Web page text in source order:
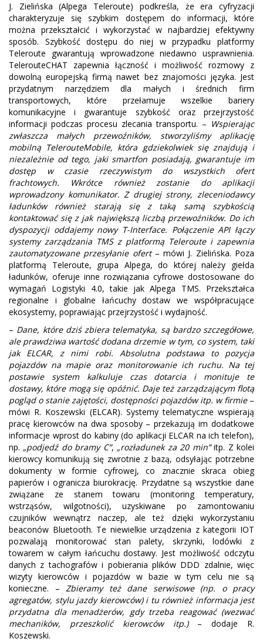
J. Zielińska (Alpega Teleroute) podkreśla, że era cyfryzacji
charakteryzuje się szybkim dostępem do informacji, które
można przekształcić i wykorzystać w najbardziej efektywny
sposób. Szybkość dostępu do niej w przypadku platformy
Teleroute gwarantują wprowadzone niedawno usprawnienia.
TelerouteCHAT zapewnia łączność i możliwość rozmowy z
dowolną europejską firmą nawet bez znajomości języka. Jest
przydatnym narzędziem dla małych i średnich firm
transportowych, które przełamuje wszelkie bariery
komunikacyjne i gwarantuje szybkość oraz przejrzystość
informacji podczas procesu zlecania transportu. – Wspierając
zwłaszcza małych przewoźników, stworzyliśmy aplikację
mobilną TelerouteMobile, która gdziekolwiek się znajdują i
niezależnie od tego, jaki smartfon posiadają, gwarantuje im
dostęp w czasie rzeczywistym do wszystkich ofert
frachtowych. Wkrótce również zostanie do aplikacji
wprowadzony komunikator. Z drugiej strony, zleceniodawcy
ładunków również starają się z taką samą szybkością
kontaktować się z jak największą liczbą przewoźników. Do ich
dyspozycji oddajemy nowy T-Interface. Połączenie API łączy
systemy zarządzania TMS z platformą Teleroute i zapewnia
zautomatyzowane przesyłanie ofert– mówi J. Zielińska. Poza
platformą Teleroute, grupa Alpega, do której należy giełda
ładunków, oferuje inne rozwiązania cyfrowe dostosowane do
wymagań Logistyki 4.0, takie jak Alpega TMS. Przekształca
regionalne i globalne łańcuchy dostaw we współpracujące
ekosystemy, poprawiając przejrzystość i wydajność.
– Dane, które dziś zbiera telematyka, są bardzo szczegółowe,
ale prawdziwa wartość dodana drzemie w tym, co system, taki
jak ELCAR, z nimi robi. Absolutna podstawa to pozycja
pojazdów na mapie oraz monitorowanie ich ruchu. Na tej
postawie system kalkuluje czas dotarcia i monituje te
dostawy, które mogą się opóźnić. Daje też zarządzającym flotą
pogląd o stanie zajętości, dostępności pojazdów itp. w firmie–
mówi R. Koszewski (ELCAR). Systemy telematyczne wspierają
pracę kierowców na dwa sposoby – przekazują im dodatkowe
informacje wprost do kabiny (do aplikacji ELCAR na ich telefon),
np. „podjedź do bramy C”, „rozładunek za 20 min”itp. Z kolei
kierowcy komunikują się zwrotnie z bazą, odsyłając potrzebne
dokumenty w formie cyfrowej, co znacznie skraca obieg
papierów i ogranicza biurokrację. Przydatne są wszystkie dane
związane ze stanem towaru (monitoring temperatury,
wstrząsów, wilgotności), uzyskiwane po zamontowaniu
czujników wewnątrz naczep, ale też dzięki wykorzystaniu
beaconów Bluetooth. Te niewielkie urządzenia z kategorii IOT
pozwalają monitorować stan palety, skrzynki, lodówki z
towarem w całym łańcuchu dostawy. Jest możliwość odczytu
danych z tachografów i pobierania plików DDD zdalnie, więc
wizyty kierowców i pojazdów w bazie w tym celu nie są
konieczne. – Zbieramy też dane serwisowe (np. o pracy
agregatów, stylu jazdy kierowców) i tu również informacja jest
przydatna dla menadżerów, gdy trzeba reagować (wezwać
mechaników, przeszkolić kierowców itp.)– dodaje R.
Koszewski.